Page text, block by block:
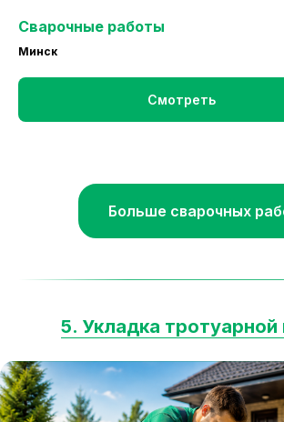
Сварочные работы
Минск
Смотреть
Больше сварочных
5. Укладка тротуарной